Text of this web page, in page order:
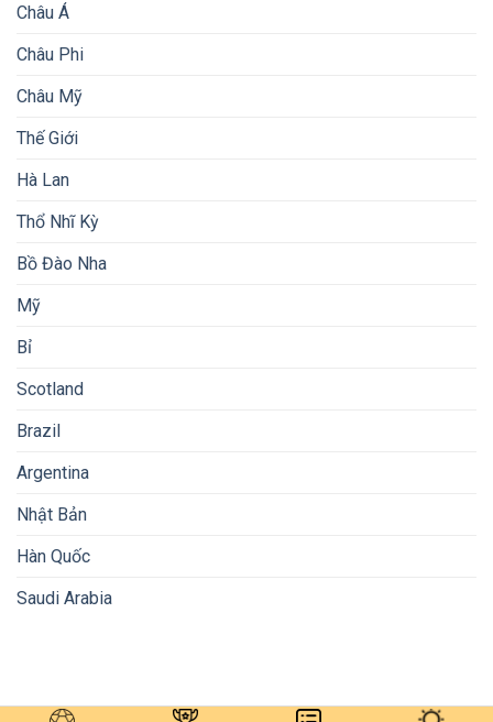
Châu Á
Châu Phi
Châu Mỹ
Thế Giới
Hà Lan
Thổ Nhĩ Kỳ
Bồ Đào Nha
Mỹ
Bỉ
Scotland
Brazil
Argentina
Nhật Bản
Hàn Quốc
Saudi Arabia